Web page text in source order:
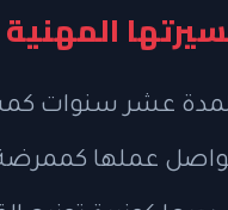
المهنية
لمدة عشر
وتواصل عملها